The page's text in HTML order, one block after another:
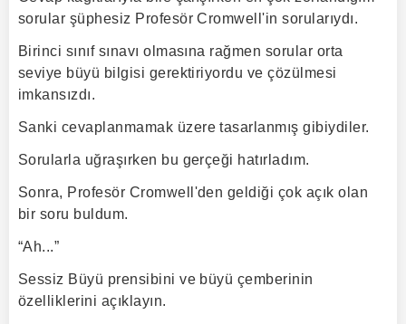
sorular şüphesiz Profesör Cromwell'in sorularıydı.
Birinci sınıf sınavı olmasına rağmen sorular orta
seviye büyü bilgisi gerektiriyordu ve çözülmesi
imkansızdı.
Sanki cevaplanmamak üzere tasarlanmış gibiydiler.
Sorularla uğraşırken bu gerçeği hatırladım.
Sonra, Profesör Cromwell'den geldiği çok açık olan
bir soru buldum.
“Ah...”
Sessiz Büyü prensibini ve büyü çemberinin
özelliklerini açıklayın.